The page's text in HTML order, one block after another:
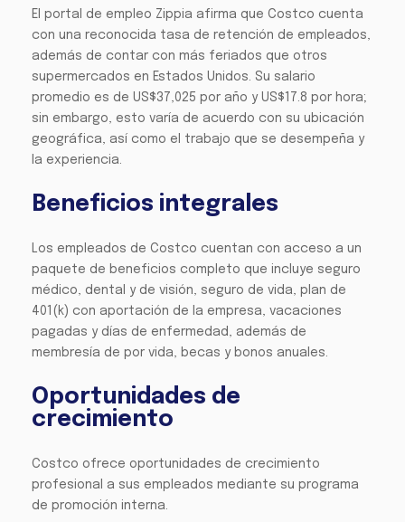
El portal de empleo Zippia afirma que Costco cuenta
con una reconocida tasa de retención de empleados,
además de contar con más feriados que otros
supermercados en Estados Unidos. Su salario
promedio es de US$37,025 por año y US$17.8 por hora;
sin embargo, esto varía de acuerdo con su ubicación
geográfica, así como el trabajo que se desempeña y
la experiencia.
Beneficios integrales
Los empleados de Costco cuentan con acceso a un
paquete de beneficios completo que incluye seguro
médico, dental y de visión, seguro de vida, plan de
401(k) con aportación de la empresa, vacaciones
pagadas y días de enfermedad, además de
membresía de por vida, becas y bonos anuales.
Oportunidades de
crecimiento
Costco ofrece oportunidades de crecimiento
profesional a sus empleados mediante su programa
de promoción interna.